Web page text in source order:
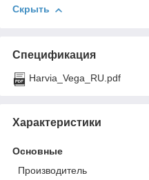
Скрыть
Спецификация
Harvia_Vega_RU.pdf
Характеристики
Основные
Производитель